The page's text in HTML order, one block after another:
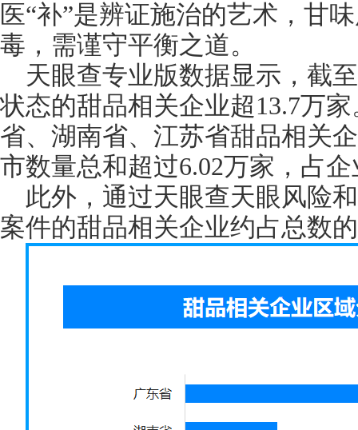
医“补”是辨证施治的艺术，甘
毒，需谨守平衡之道。
天眼查专业版数据显示，截
状态的甜品相关企业超13.7万
省、湖南省、江苏省甜品相关
市数量总和超过6.02万家，占
此外，通过天眼查天眼风险
案件的甜品相关企业约占总数